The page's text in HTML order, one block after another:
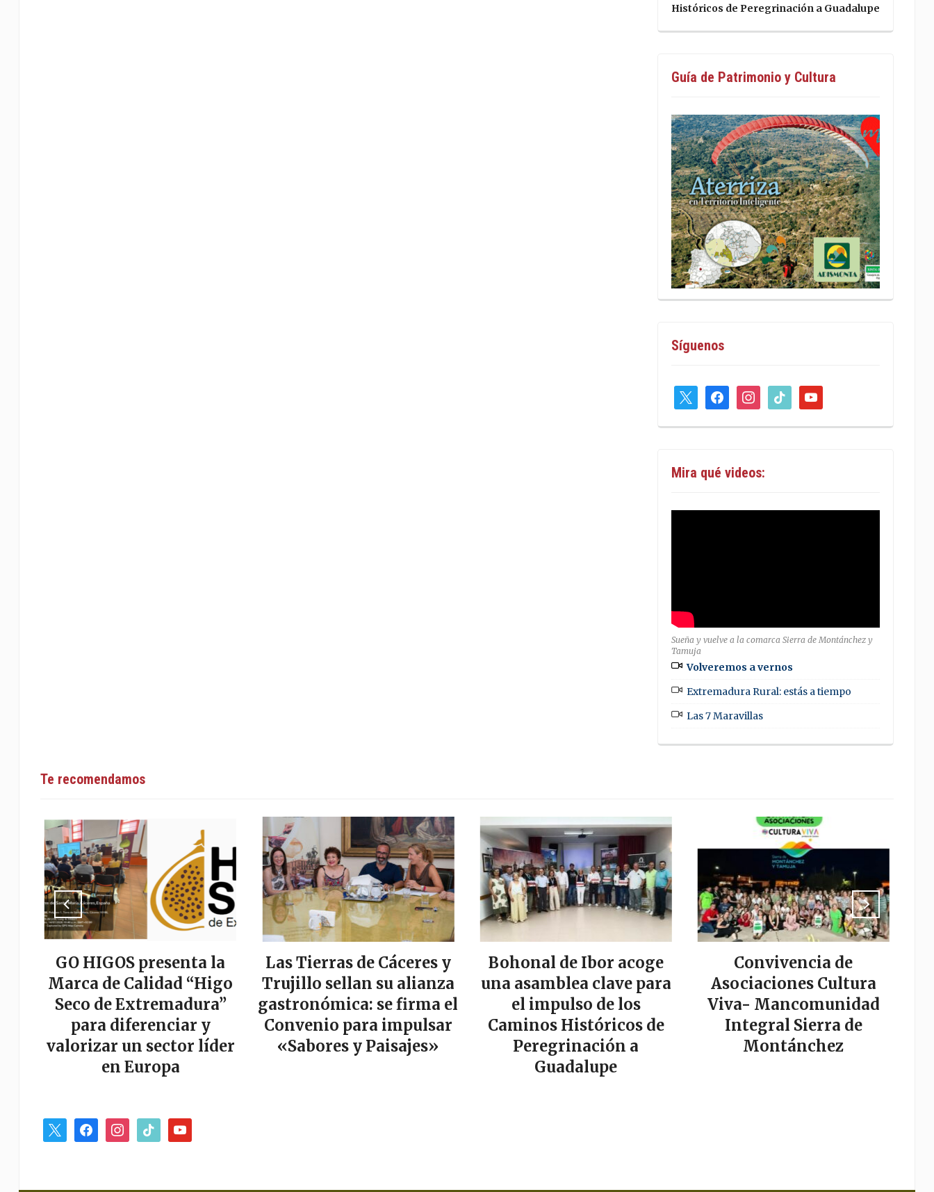
Históricos de Peregrinación a Guadalupe
Guía de Patrimonio y Cultura
Síguenos
facebookinstagram
tiktok youtube
Mira qué videos:
Sueña y vuelve a la comarca Sierra de Montánchez y
Tamuja
Volveremos a vernos
Extremadura Rural: estás a tiempo
Las 7 Maravillas
Te recomendamos
GO HIGOS presenta la
Marca de Calidad “Higo
Seco de Extremadura”
para diferenciar y
valorizar un sector líder
en Europa
Las Tierras de Cáceres y
Trujillo sellan su alianza
gastronómica: se firma el
Convenio para impulsar
«Sabores y Paisajes»
Bohonal de Ibor acoge
una asamblea clave para
el impulso de los
Caminos Históricos de
Peregrinación a
Guadalupe
Convivencia de
Asociaciones Cultura
Viva- Mancomunidad
Integral Sierra de
Montánchez
facebookinstagram
tiktok youtube